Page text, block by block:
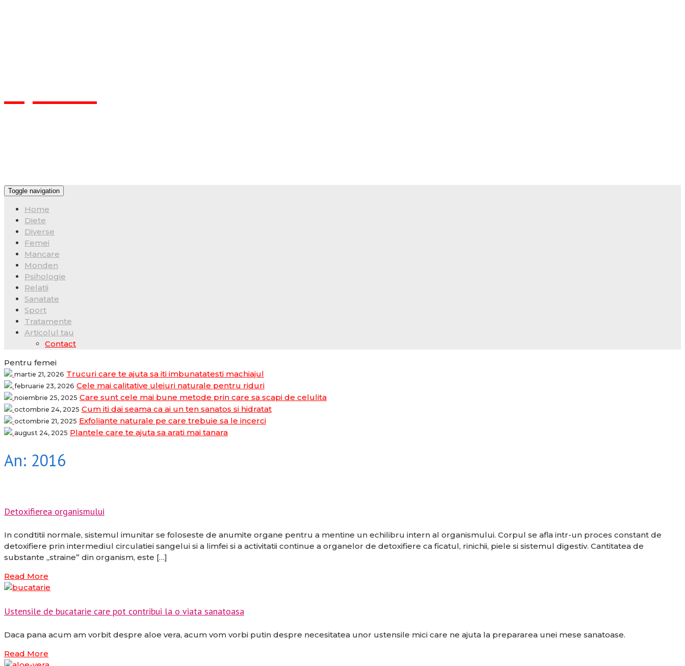
Flpa.ro
Toggle navigation
Home
Diete
Diverse
Femei
Mancare
Monden
Psihologie
Relatii
Sanatate
Sport
Tratamente
Articolul tau
Contact
Pentru femei
martie 21, 2026 Trucuri care te ajuta sa iti imbunatatesti machiajul
februarie 23, 2026 Cele mai calitative uleiuri naturale pentru riduri
noiembrie 25, 2025 Care sunt cele mai bune metode prin care sa scapi de celulita
octombrie 24, 2025 Cum iti dai seama ca ai un ten sanatos si hidratat
octombrie 21, 2025 Exfoliante naturale pe care trebuie sa le incerci
august 24, 2025 Plantele care te ajuta sa arati mai tanara
An: 2016
Detoxifierea organismului
In condtitii normale, sistemul imunitar se foloseste de anumite organe pentru a mentine un echilibru intern al organismului. Corpul se afla intr-un proces constant de
detoxifiere prin intermediul circulatiei sangelui si a limfei si a activitatii continue a organelor de detoxifiere ca ficatul, rinichii, piele si sistemul digestiv. Cantitatea de
substante „straine” din organism, este […]
Read More
Ustensile de bucatarie care pot contribui la o viata sanatoasa
Daca pana acum am vorbit despre aloe vera, acum vom vorbi putin despre necesitatea unor ustensile mici care ne ajuta la prepararea unei mese sanatoase.
Read More